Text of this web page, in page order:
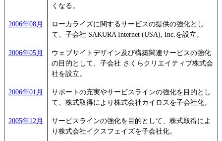
くなる。
2006年08月
ローカライズに関するサービスの提供の強化とし
て、子会社 SAKURA Internet (USA), Inc.を設立。
2006年05月
ウェブサイトデザイン及び構築関連サービスの強化
の目的として、子会社 さくらクリエイティブ株式会
社を設立。
2006年01月
サポートの充実やサービスラインの強化を目的とし
て、株式取得により株式会社カイロスを子会社化。
2005年12月
サービスラインの強化を目的として、株式取得によ
り株式会社イクスフェイズを子会社化。